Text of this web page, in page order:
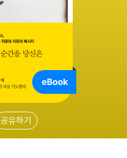
공유하기